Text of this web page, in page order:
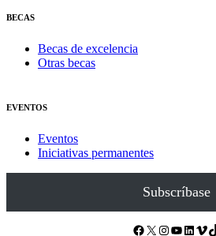
BECAS
Becas de excelencia
Otras becas
EVENTOS
Eventos
Iniciativas permanentes
Subscríbase
Facebook X Instagram YouTube LinkedIn Vimeo TikTok